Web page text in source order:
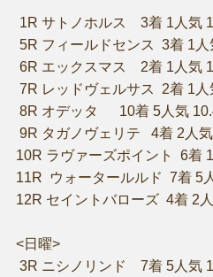
1R サトノホルス 3着 1人気
5R フィールドセンス 3着 1人
6R エックスマス 2着 1人気
7R レッドヴェルサス 2着 1人
8R オデッタ 10着 5人気
9R タガノヴェリテ 4着 2人
10R ラヴァーズポイント 6着
11R ウォータールルド 7着 5
12R セイントバローズ 4着 2
<日曜>
3R ニシノリンド 7着 5人気